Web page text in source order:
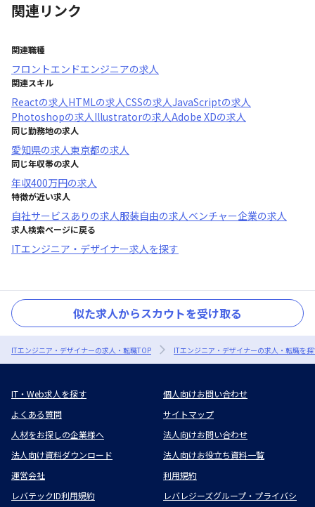
関連リンク
関連職種
フロントエンドエンジニアの求人
関連スキル
Reactの求人HTMLの求人CSSの求人JavaScriptの求人
Photoshopの求人Illustratorの求人Adobe XDの求人
同じ勤務地の求人
愛知県の求人東京都の求人
同じ年収帯の求人
年収400万円の求人
特徴が近い求人
自社サービスあり の求人服装自由の求人ベンチャー企業の求人
求人検索ページに戻る
ITエンジニア・デザイナー求人を探す
似た求人からスカウトを受け取る
ITエンジニア・デザイナーの求人・転職TOP ITエンジニア・デザイナーの求人・転職を
IT・Web求人を探す
個人向けお問い合わせ
よくある質問
サイトマップ
人材をお探しの企業様へ
法人向けお問い合わせ
法人向け資料ダウンロード
法人向けお役立ち資料一覧
運営会社
利用規約
レバテックID利用規約
レバレジーズグループ・プライバシ